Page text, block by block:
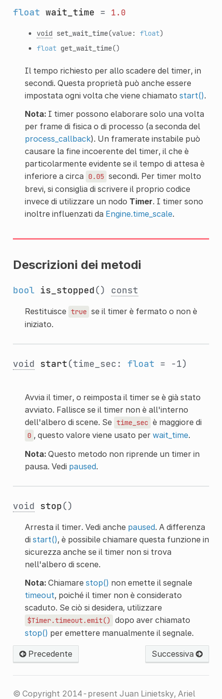
float wait_time = 1.0
void set_wait_time(value: float)
float get_wait_time()
Il tempo richiesto per allo scadere del timer, in
secondi. Questa proprietà può anche essere
impostata ogni volta che viene chiamato start().
Nota:I timer possono elaborare solo una volta
per frame di fisica o di processo (a seconda del
process_callback). Un framerate instabile può
causare la fine incoerente del timer, il che è
particolarmente evidente se il tempo di attesa è
inferiore a circa
0.05 secondi. Per timer molto
brevi, si consiglia di scrivere il proprio codice
invece di utilizzare un nodo Timer. I timer sono
inoltre influenzati da Engine.time_scale.
Descrizioni dei metodi
bool is_stopped() const
Restituisce true se il timer è fermato o non è
iniziato.
void start(time_sec: float = -1)
Avvia il timer, o reimposta il timer se è già stato
avviato. Fallisce se il timer non è all'interno
dell'albero di scene. Se time_sec è maggiore di
0 , questo valore viene usato per wait_time.
Nota:Questo metodo non riprende un timer in
pausa. Vedi paused.
void stop()
Arresta il timer. Vedi anche paused. A differenza
di start(), è possibile chiamare questa funzione in
sicurezza anche se il timer non si trova
nell'albero di scene.
Nota:Chiamare stop() non emette il segnale
timeout, poiché il timer non è considerato
scaduto. Se ciò si desidera, utilizzare
$Timer.timeout.emit()
dopo aver chiamato
stop() per emettere manualmente il segnale.
Precedente Successiva
© Copyright 2014-present Juan Linietsky, Ariel